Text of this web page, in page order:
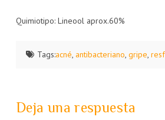
Quimiotipo: Lineool aprox.60%
Tags:acné, antibacteriano, gripe,
Deja una respuesta